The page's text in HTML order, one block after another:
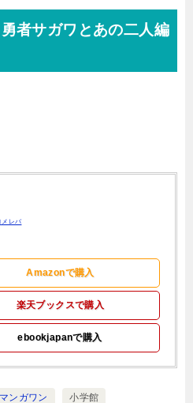
者サガワとあの二人編
メレバ
Amazonで購入
楽天ブックスで購入
ebookjapanで購入
マンガワン 小学館